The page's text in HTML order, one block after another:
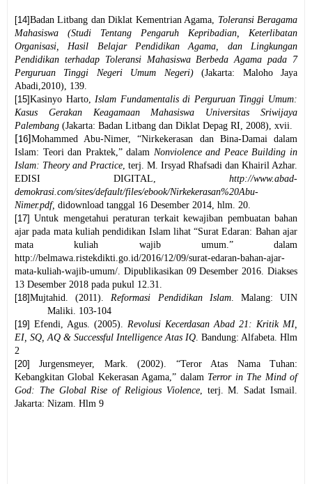
[14]Badan Litbang dan Diklat Kementrian Agama, Toleransi Beragama
Mahasiswa (Studi Tentang Pengaruh Kepribadian, Keterlibatan
Organisasi, Hasil Belajar Pendidikan Agama, dan Lingkungan
Pendidikan terhadap Toleransi Mahasiswa Berbeda Agama pada 7
Perguruan Tinggi Negeri Umum Negeri)(Jakarta: Maloho Jaya
Abadi,2010), 139.
[15]Kasinyo Harto, Islam Fundamentalis di Perguruan Tinggi Umum:
Kasus Gerakan Keagamaan Mahasiswa Universitas Sriwijaya
Palembang (Jakarta: Badan Litbang dan Diklat Depag RI, 2008), xvii.
[16]Mohammed Abu-Nimer, “Nirkekerasan dan Bina-Damai dalam
Islam: Teori dan Praktek,” dalam Nonviolence and Peace Building in
Islam: Theory and Practice , terj. M. Irsyad Rhafsadi dan Khairil Azhar.
EDISI DIGITAL, http://www.abad-
demokrasi.com/sites/default/files/ebook/Nirkekerasan%20Abu-
Nimer.pdf, didownload tanggal 16 Desember 2014, hlm. 20.
[17] Untuk mengetahui peraturan terkait kewajiban pembuatan bahan
ajar pada mata kuliah pendidikan Islam lihat “Surat Edaran: Bahan ajar
mata kuliah wajib umum.” dalam
http://belmawa.ristekdikti.go.id/2016/12/09/surat-edaran-bahan-ajar-
mata-kuliah-wajib-umum/ . Dipublikasikan 09 Desember 2016. Diakses
13 Desember 2018 pada pukul 12.31.
[18]Mujtahid. (2011). Reformasi Pendidikan Islam. Malang: UIN
Maliki. 103-104
[19] Efendi, Agus. (2005). Revolusi Kecerdasan Abad 21: Kritik MI,
EI, SQ, AQ & Successful Intelligence Atas IQ . Bandung: Alfabeta. Hlm
2
[20]
Jurgensmeyer, Mark. (2002). “Teror Atas Nama Tuhan:
Kebangkitan Global Kekerasan Agama,” dalam Terror in The Mind of
God: The Global Rise of Religious Violence, terj. M. Sadat Ismail.
Jakarta: Nizam. Hlm 9